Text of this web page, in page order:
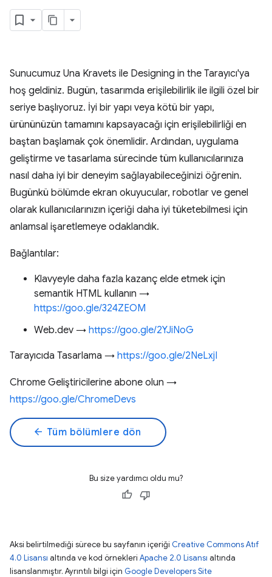
Sunucumuz Una Kravets ile Designing in the Tarayıcı'ya
hoş geldiniz. Bugün, tasarımda erişilebilirlik ile ilgili özel bir
seriye başlıyoruz. İyi bir yapı veya kötü bir yapı,
ürününüzün tamamını kapsayacağı için erişilebilirliği en
baştan başlamak çok önemlidir. Ardından, uygulama
geliştirme ve tasarlama sürecinde tüm kullanıcılarınıza
nasıl daha iyi bir deneyim sağlayabileceğinizi öğrenin.
Bugünkü bölümde ekran okuyucular, robotlar ve genel
olarak kullanıcılarınızın içeriği daha iyi tüketebilmesi için
anlamsal işaretlemeye odaklandık.
Bağlantılar:
Klavyeyle daha fazla kazanç elde etmek için
semantik HTML kullanın →
https://goo.gle/324ZEOM
Web.dev → https://goo.gle/2YJiNoG
Tarayıcıda Tasarlama → https://goo.gle/2NeLxjI
Chrome Geliştiricilerine abone olun →
https://goo.gle/ChromeDevs
arrow_back Tüm bölümlere dön
Bu size yardımcı oldu mu?
Aksi belirtilmediği sürece bu sayfanın içeriği Creative Commons Atıf
4.0 Lisansı altında ve kod örnekleri Apache 2.0 Lisansı altında
lisanslanmıştır. Ayrıntılı bilgi için Google Developers Site